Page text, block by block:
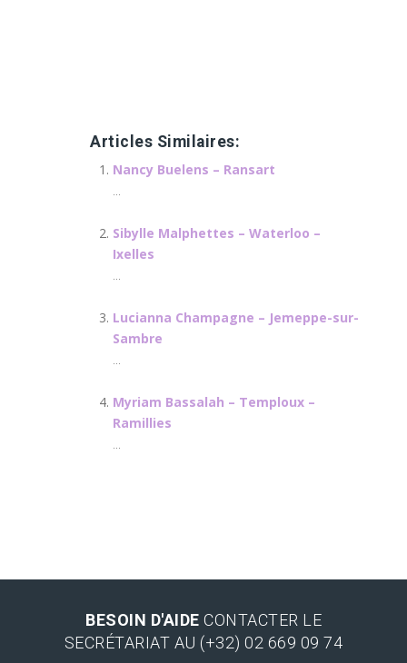
Articles Similaires:
Nancy Buelens – Ransart
...
Sibylle Malphettes – Waterloo –
Ixelles
...
Lucianna Champagne – Jemeppe-sur-
Sambre
...
Myriam Bassalah – Temploux –
Ramillies
...
BESOIN D'AIDE CONTACTER LE
SECRÉTARIAT AU (+32) 02 669 09 74